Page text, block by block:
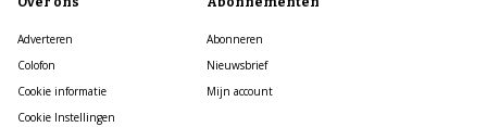
Adverteren
Colofon
Cookie informatie
Cookie Instellingen
Abonneren
Nieuwsbrief
Mijn account